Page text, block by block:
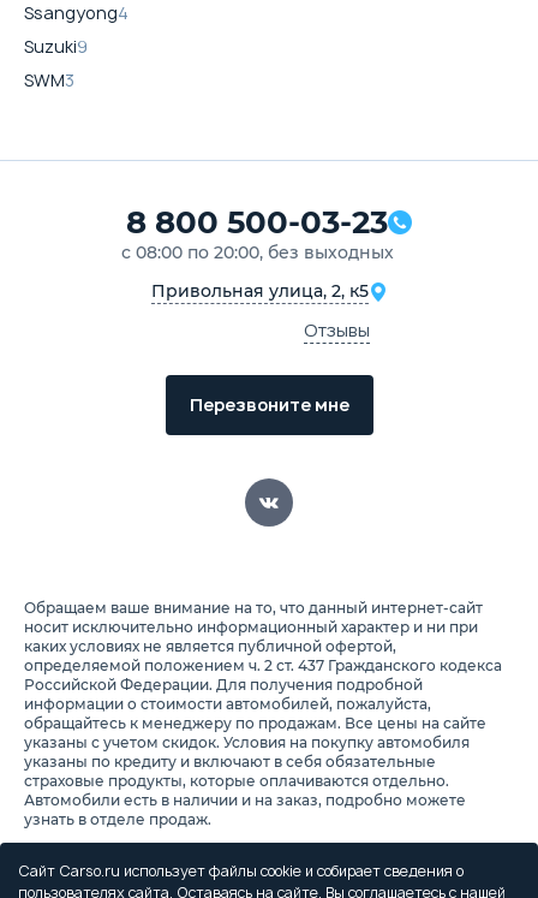
Ssangyong4
Suzuki9
SWM3
8 800 500-03-23
с 08:00 по 20:00, без выходных
Привольная улица, 2, к5
Отзывы
Перезвоните мне
Обращаем ваше внимание на то, что данный интернет-сайт
носит исключительно информационный характер и ни при
каких условиях не является публичной офертой,
определяемой положением ч. 2 ст. 437 Гражданского кодекса
Российской Федерации. Для получения подробной
информации о стоимости автомобилей, пожалуйста,
обращайтесь к менеджеру по продажам. Все цены на сайте
указаны с учетом скидок. Условия на покупку автомобиля
указаны по кредиту и включают в себя обязательные
страховые продукты, которые оплачиваются отдельно.
Автомобили есть в наличии и на заказ, подробно можете
узнать в отделе продаж.
Предоставляя свои персональные данные и используя
настоящий веб-сайт, Вы соглашаетесь с обработкой Ваших
персональных данных и принимаете условия их обработки.
Сайт Carso.ru использует файлы cookie и собирает сведения о
пользователях сайта. Оставаясь на сайте, Вы соглашаетесь с нашей